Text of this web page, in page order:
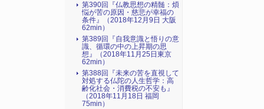
第390回『仏教思想の精髄：煩
悩が苦の原因・慈悲が幸福の
条件』（2018年12月9日 大阪
62min）
第389回『自我意識と悟りの意
識、循環の中の上昇期の思
想』（2018年11月25日東京
62min）
第388回『未来の苦を直視して
対処する仏陀の人生哲学：高
齢化社会・消費税の不安も』
（2018年11月18日 福岡
75min）